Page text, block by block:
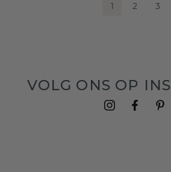
1 2 3
VOLG ONS OP